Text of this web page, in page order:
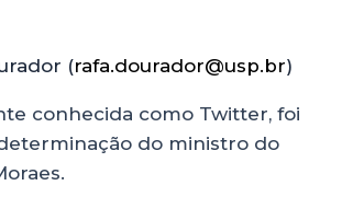
(rafa.dourador@usp.br)
conhecida como Twitter, foi
do ministro do